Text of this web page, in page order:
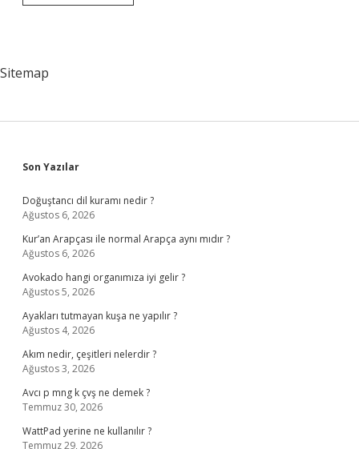
99
Sitemap
Sidebar
Son Yazılar
Doğuştancı dil kuramı nedir ?
Ağustos 6, 2026
Kur’an Arapçası ile normal Arapça aynı mıdır ?
Ağustos 6, 2026
Avokado hangi organımıza iyi gelir ?
Ağustos 5, 2026
Ayakları tutmayan kuşa ne yapılır ?
Ağustos 4, 2026
Akım nedir, çeşitleri nelerdir ?
Ağustos 3, 2026
Avcı p mng k çvş ne demek ?
Temmuz 30, 2026
WattPad yerine ne kullanılır ?
Temmuz 29, 2026